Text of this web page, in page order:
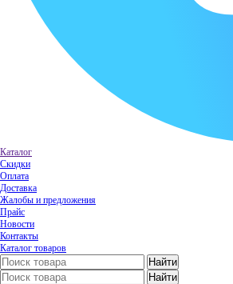
Каталог
Скидки
Оплата
Доставка
Жалобы и предложения
Прайс
Новости
Контакты
Каталог товаров